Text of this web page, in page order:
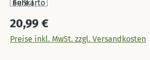
Regulärer Preis:
20,99 €
Preise inkl. MwSt. zzgl. Versandkosten